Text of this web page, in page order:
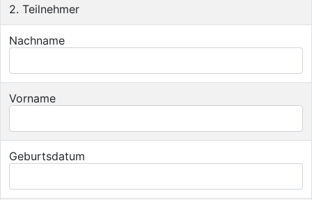
2. Teilnehmer
Nachname
Vorname
Geburtsdatum